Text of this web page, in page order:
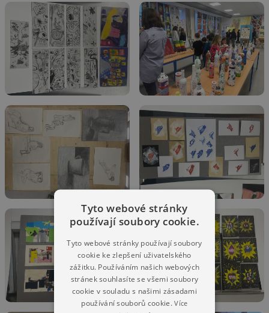
Tyto webové stránky
používají soubory cookie.
Tyto webové stránky používají soubory
cookie ke zlepšení uživatelského
zážitku. Používáním našich webových
stránek souhlasíte se všemi soubory
cookie v souladu s našimi zásadami
používání souborů cookie.Více